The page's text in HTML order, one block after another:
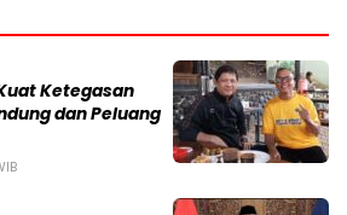
Ketegasan
dan Peluang